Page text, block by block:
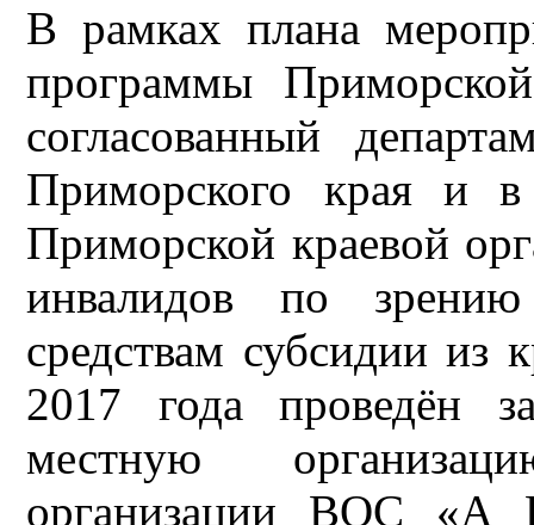
В рамках плана
программы
согласованный
Приморского края и в
Приморской краевой
инвалидов по
средствам субсидии из
2017 года проведён
местную
организации ВОС